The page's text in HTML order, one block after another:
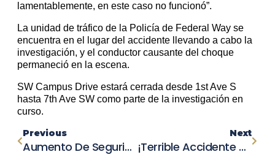
lamentablemente, en este caso no funcionó”.
La unidad de tráfico de la Policía de Federal Way se
encuentra en el lugar del accidente llevando a cabo la
investigación, y el conductor causante del choque
permaneció en la escena.
SW Campus Drive estará cerrada desde 1st Ave S
hasta 7th Ave SW como parte de la investigación en
curso.
Previous
Aumento De Seguridad En Whitewood Road: La Policía De Murrieta Toma Medidas Tras Una Serie De Accidentes Mortales
Next
¡Terrible Accidente Cerca De Pilger Deja A Hombre Gravemente Herido!